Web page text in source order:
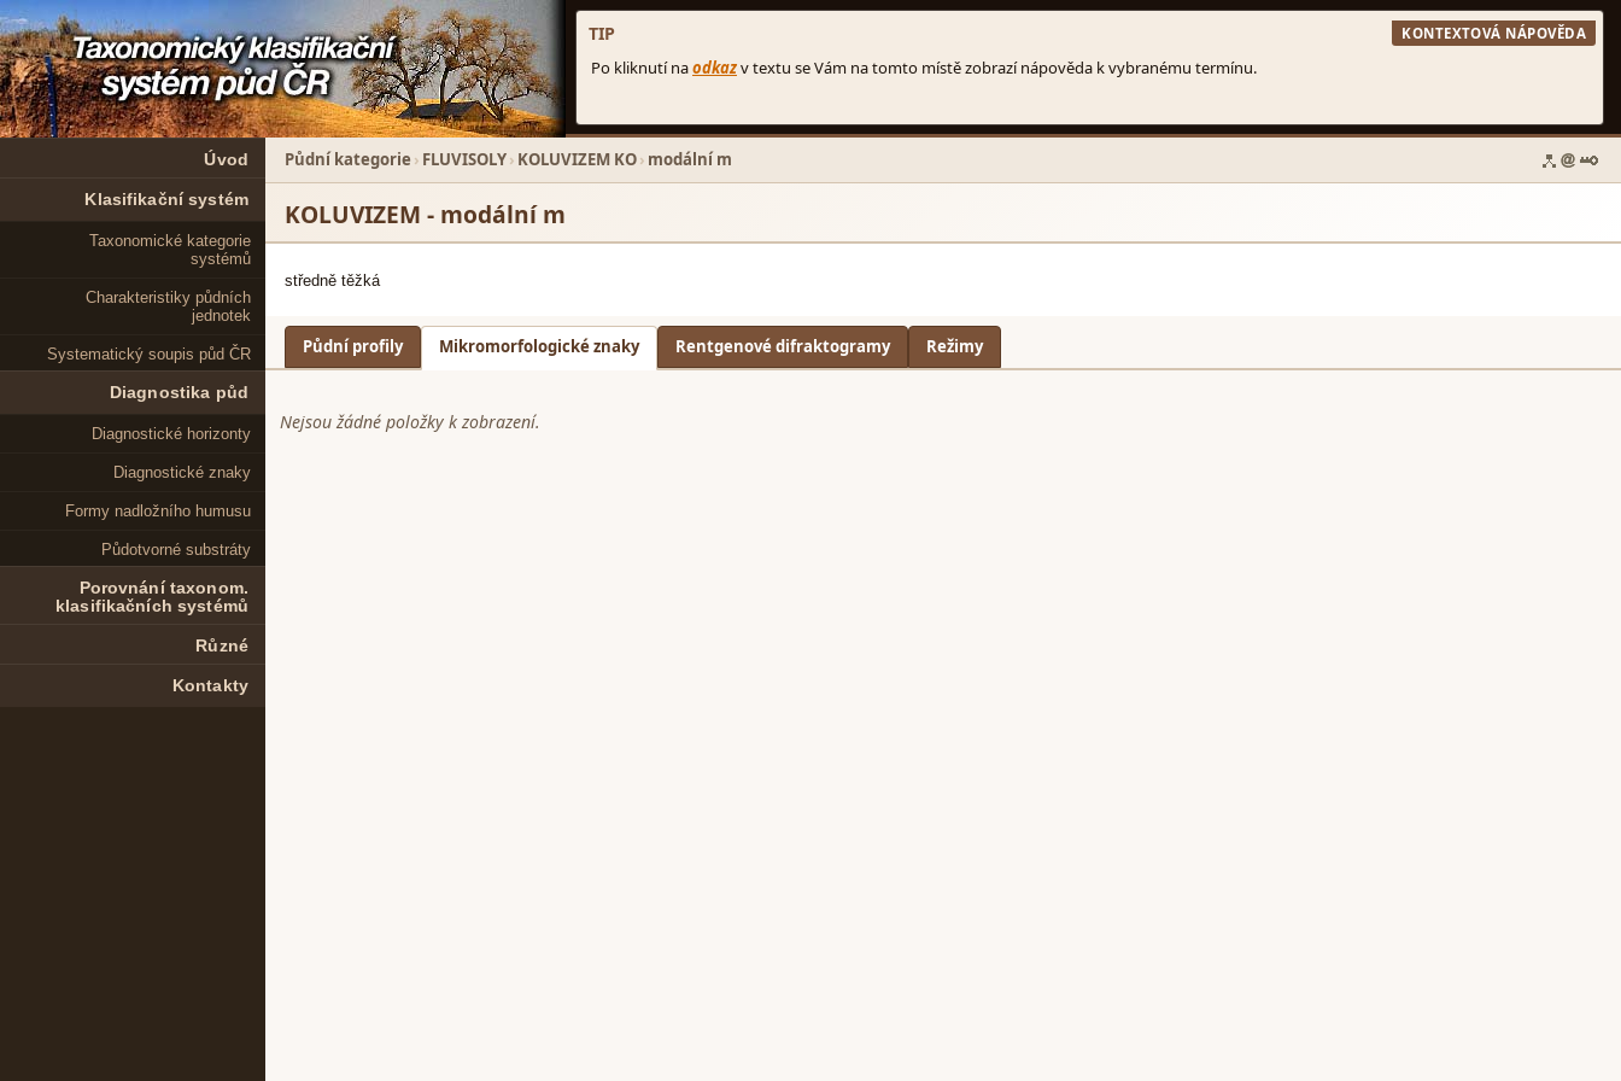
Úvod
Klasifikační systém
Taxonomické kategorie
systémů
Charakteristiky půdních
jednotek
Systematický soupis půd ČR
Diagnostika půd
Diagnostické horizonty
Diagnostické znaky
Formy nadložního humusu
Půdotvorné substráty
Porovnání taxonom.
klasifikačních systémů
Různé
Kontakty
Půdní kategorie› FLUVISOLY› KOLUVIZEM KO› modální m
KOLUVIZEM - modální m
středně těžká
Půdní profily Mikromorfologické znaky Rentgenové difraktogramy Režimy